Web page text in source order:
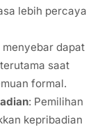
lebih percaya
menyebar dapat
saat
formal.
: Pemilihan
kepribadian